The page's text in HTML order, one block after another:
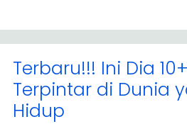
Terbaru!!! Ini Dia
Terpintar di Dunia
Hidup